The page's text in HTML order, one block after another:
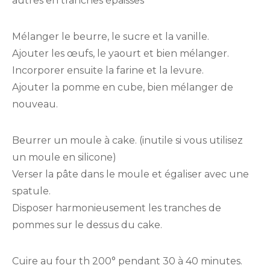
Mélanger le beurre, le sucre et la vanille.
Ajouter les œufs, le yaourt et bien mélanger.
Incorporer ensuite la farine et la levure.
Ajouter la pomme en cube, bien mélanger de
nouveau.
Beurrer un moule à cake. (inutile si vous utilisez
un moule en silicone)
Verser la pâte dans le moule et égaliser avec une
spatule.
Disposer harmonieusement les tranches de
pommes sur le dessus du cake.
Cuire au four th 200° pendant 30 à 40 minutes.